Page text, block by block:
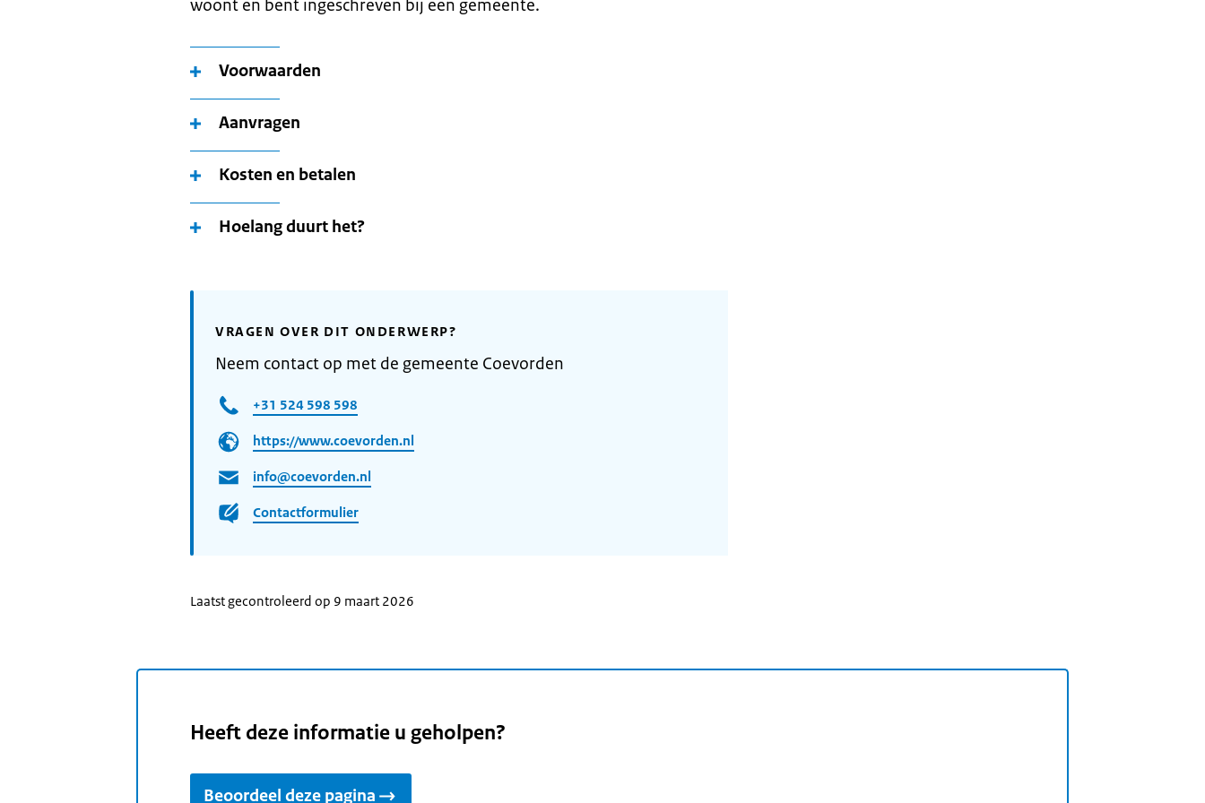
woont en bent ingeschreven bij een gemeente.
Voorwaarden
Aanvragen
Kosten en betalen
Hoelang duurt het?
VRAGEN OVER DIT ONDERWERP?
Neem contact op met de gemeente Coevorden
+31 524 598 598
https://www.coevorden.nl
info@coevorden.nl
Contactformulier
Laatst gecontroleerd op 9 maart 2026
Heeft deze informatie u geholpen?
Beoordeel deze pagina